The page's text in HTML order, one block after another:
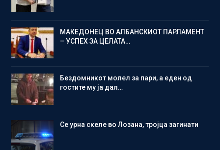
МАКЕДОНЕЦ ВО АЛБАНСКИОТ ПАРЛАМЕНТ
– УСПЕХ ЗА ЦЕЛАТА…
Бездомникот молел за пари, а еден од
гостите му ја дал…
Се урна скеле во Лозана, тројца загинати